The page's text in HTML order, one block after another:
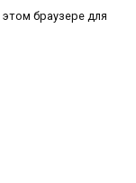
браузере для